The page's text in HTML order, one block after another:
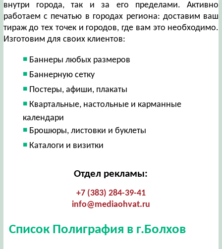
внутри города, так и за его пределами. Активно
работаем с печатью в городах региона: доставим ваш
тираж до тех точек и городов, где вам это необходимо.
Изготовим для своих клиентов:
Баннеры любых размеров
Баннерную сетку
Постеры, афиши, плакаты
Квартальные, настольные и карманные
календари
Брошюры, листовки и буклеты
Каталоги и визитки
Отдел рекламы:
+7 (383) 284-39-41
info@mediaohvat.ru
Список Полиграфия в г.Болхов